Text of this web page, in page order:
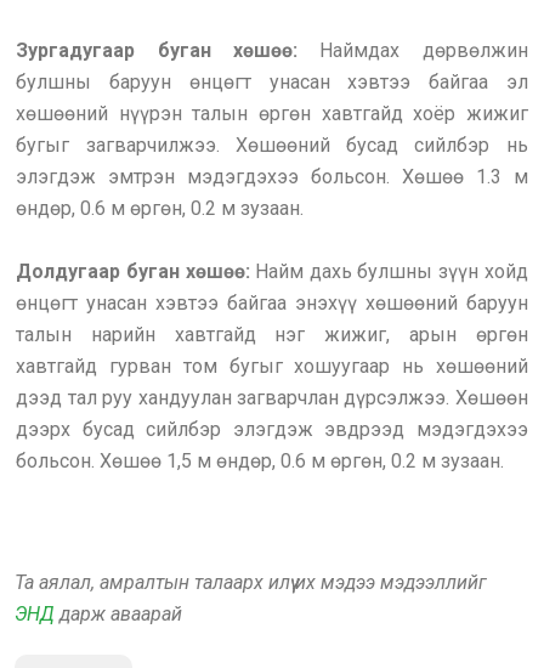
Зургадугаар буган хөшөө: Наймдах дөрвөлжин
булшны баруун өнцөгт унасан хэвтээ байгаа эл
хөшөөний нүүрэн талын өргөн хавтгайд хоёр жижиг
бугыг загварчилжээ. Хөшөөний бусад сийлбэр нь
элэгдэж эмтрэн мэдэгдэхээ больсон. Хөшөө 1.3 м
өндөр, 0.6 м өргөн, 0.2 м зузаан.
Долдугаар буган хөшөө: Найм дахь булшны зүүн хойд
өнцөгт унасан хэвтээ байгаа энэхүү хөшөөний баруун
талын нарийн хавтгайд нэг жижиг, арын өргөн
хавтгайд гурван том бугыг хошуугаар нь хөшөөний
дээд тал руу хандуулан загварчлан дүрсэлжээ. Хөшөөн
дээрх бусад сийлбэр элэгдэж эвдрээд мэдэгдэхээ
больсон. Хөшөө 1,5 м өндөр, 0.6 м өргөн, 0.2 м зузаан.
Та аялал, амралтын талаарх илүү их мэдээ мэдээллийг
ЭНД дарж аваарай